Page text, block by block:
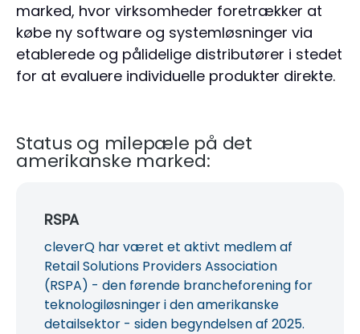
marked, hvor virksomheder foretrækker at
købe ny software og systemløsninger via
etablerede og pålidelige distributører i stedet
for at evaluere individuelle produkter direkte.
Status og milepæle på det
amerikanske marked:
RSPA
cleverQ har været et aktivt medlem af
Retail Solutions Providers Association
(RSPA) - den førende brancheforening for
teknologiløsninger i den amerikanske
detailsektor - siden begyndelsen af 2025.